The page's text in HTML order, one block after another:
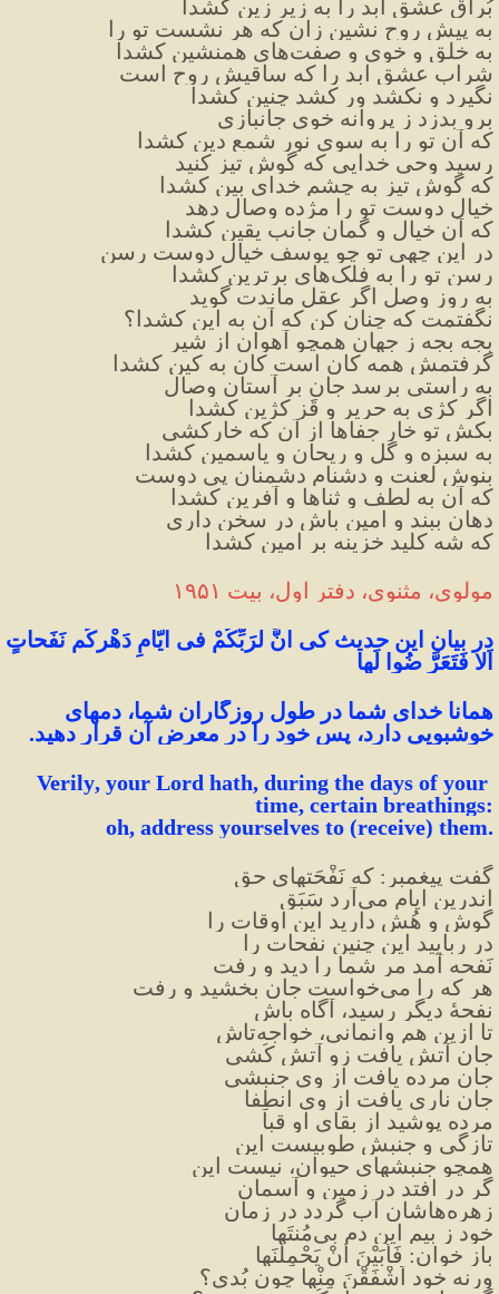
بُراق عشق ابد را به زیر زین کشدا
به پیش روح نشین زان که هر نشست تو را
به خلق و خوی و صفت‌های همنشین کشدا
شراب عشق ابد را که ساقیش روح است
نگیرد و نکشد ور کشد چنین کشدا
برو بدزد ز پروانه خوی جانبازی
که آن تو را به سوی نور شمع دین کشدا
رسید وحی خدایی که گوش تیز کنید
که گوش تیز به چشم خدای بین کشدا
خیال دوست تو را مژده وصال دهد
که آن خیال و گمان جانب یقین کشدا
در این چهی تو چو یوسف خیال دوست رسن
رسن تو را به فلک‌های برترین کشدا
به روز وصل اگر عقل ماندت گوید
نگفتمت که چنان کن که آن به این کشدا؟
بجه بجه ز جهان همچو آهوان از شیر
گرفتمش همه کان است کان به کین کشدا
به راستی برسد جان بر آستان وصال
اگر کژی به حریر و قَز کژین کشدا
بکش تو خار جفاها از آن که خارکشی
به سبزه و گل و ریحان و یاسمین کشدا
بنوش لعنت و دشنام دشمنان پی دوست
که آن به لطف و ثناها و آفرین کشدا
دهان ببند و امین باش در سخن داری
که شه کلید خزینه بر امین کشدا
مولوی، مثنوی، دفتر
اول، بیت ۱۹۵۱
اَلا فَتَعَرَّ ضُوا لَها
همانا خدای
خوشبویی دارد، پس خود را در معرض آن قرار دهید.
Verily, your Lord hath, during the days of your
time, certain breathings:
oh, address yourselves to (receive) them.
گفت پیغمبر: که نَفْحَتهای حق
اندرین ایام می‌آرد سَبَق
گوش و هُش دارید این اوقات را
در ربایید این چنین نفحات را
نَفحه آمد مر شما را دید و رفت
هر که را می‌خواست جان بخشید و رفت
نفحهٔ دیگر رسید، آگاه باش
تا ازین هم وانمانی، خواجه‌تاش
جان آتش یافت زو آتش کُشی
جان مرده یافت از وی جنبشی
جان ناری یافت از وی انطِفا
مرده پوشید از بقای او قبا
تازگی و جنبش طوبیست این
همچو جنبشهای حیوان، نیست این
گر در افتد در زمین و آسمان
زهره‌هاشان آب گردد در زمان
خود ز بیم این دم بی‌مُنتَها
باز خوان: فَأبَیْنَ أنْ یَحْمِلْنَها
ورنه خود اَشْفَقْنَ مِنْها چون بُدی؟